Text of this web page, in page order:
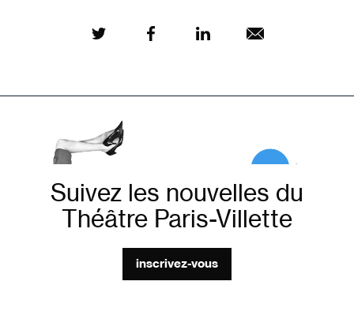
Suivez les nouvelles du
Théâtre Paris-Villette
inscrivez-vous